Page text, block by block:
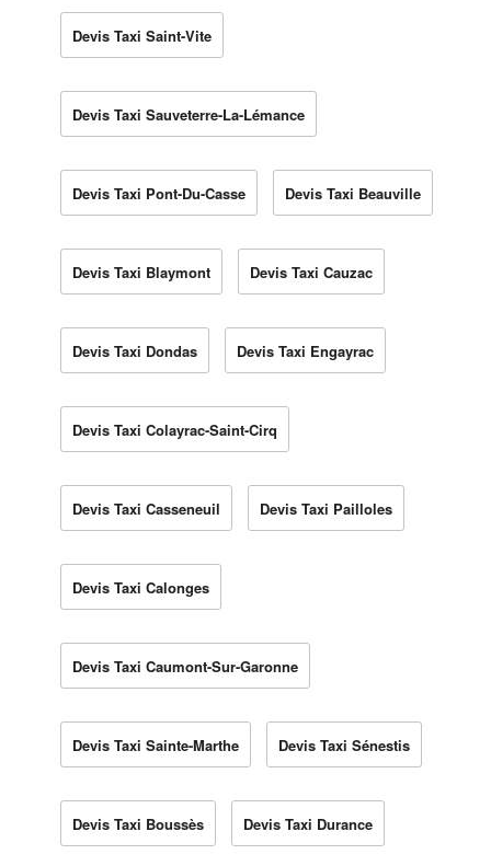
Devis Taxi Saint-Vite
Devis Taxi Sauveterre-La-Lémance
Devis Taxi Pont-Du-Casse Devis Taxi Beauville
Devis Taxi Blaymont Devis Taxi Cauzac
Devis Taxi Dondas Devis Taxi Engayrac
Devis Taxi Colayrac-Saint-Cirq
Devis Taxi Casseneuil Devis Taxi Pailloles
Devis Taxi Calonges
Devis Taxi Caumont-Sur-Garonne
Devis Taxi Sainte-Marthe Devis Taxi Sénestis
Devis Taxi Boussès Devis Taxi Durance